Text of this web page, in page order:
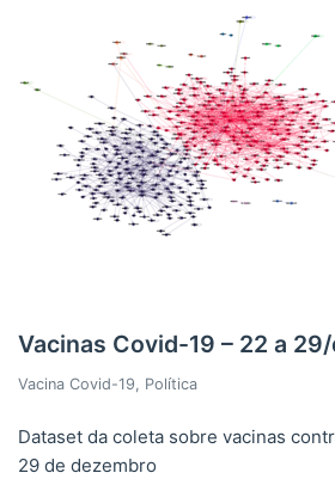
Vacinas Covid-19 – 22 a
Vacina Covid-19, Política
Dataset da coleta sobre vacinas
29 de dezembro